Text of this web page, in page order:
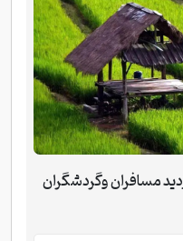
مسافران وگردشگران